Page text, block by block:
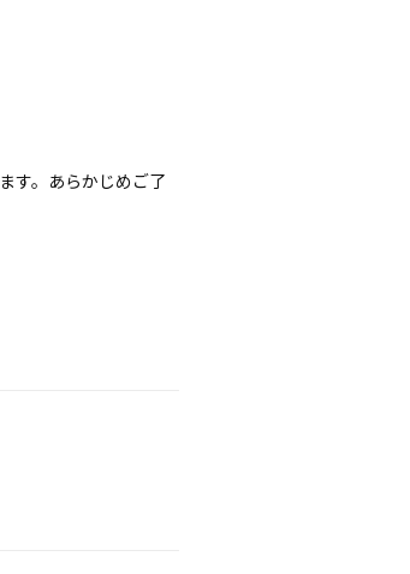
す。あらかじめご了